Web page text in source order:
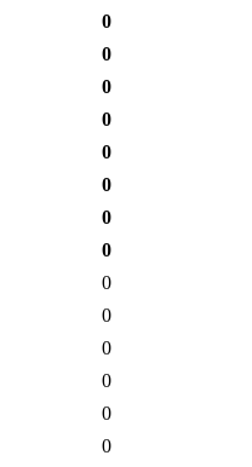
0
0
0
0
0
0
0
0
0
0
0
0
0
0